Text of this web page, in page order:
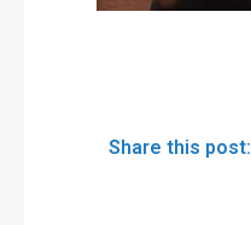
Share this post: